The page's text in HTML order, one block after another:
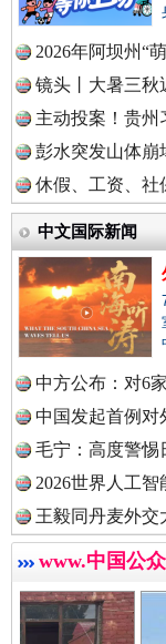
中
中
中
中
中
中
巳巳
“后车
2026年阿坝州“
镜头丨大暑三秋
主动投案！贵州
彭水突发山体
休假、工资、社
中文国际新闻
中方公布：对6
中国发起首例对
毛宁：高度警惕
2026世界人工
王毅同丹麦外交
www.中国公